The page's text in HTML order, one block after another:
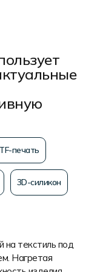
печать
3D-силикон
на текстиль под
Нагретая